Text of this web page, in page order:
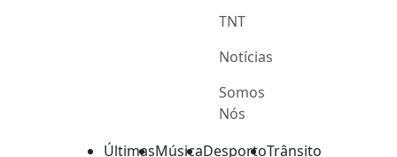
TNT
Notícias
Somos
Nós
ÚltimasMúsicaDesportoTrânsito